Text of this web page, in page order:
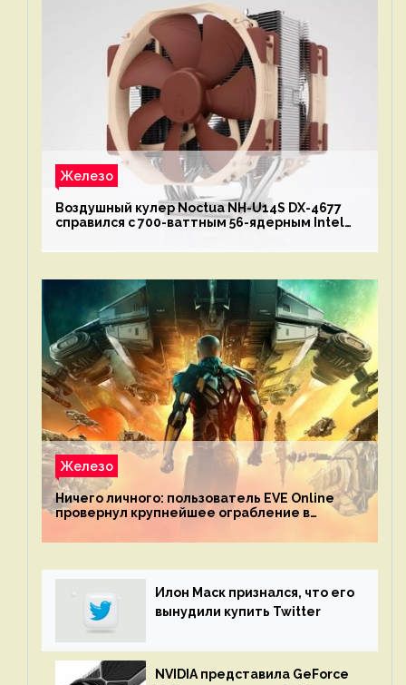
Железо
Воздушный кулер Noctua NH-U14S DX-4677
справился с 700-ваттным 56-ядерным Intel
Железо
Ничего личного: пользователь EVE Online
провернул крупнейшее ограбление в
механике
Илон Маск признался, что его
вынудили купить Twitter
NVIDIA представила GeForce